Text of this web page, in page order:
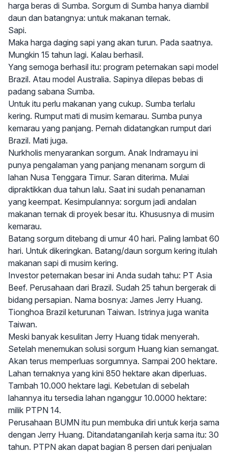
harga beras di Sumba. Sorgum di Sumba hanya diambil
daun dan batangnya: untuk makanan ternak.
Sapi.
Maka harga daging sapi yang akan turun. Pada saatnya.
Mungkin 15 tahun lagi. Kalau berhasil.
Yang semoga berhasil itu: program peternakan sapi model
Brazil. Atau model Australia. Sapinya dilepas bebas di
padang sabana Sumba.
Untuk itu perlu makanan yang cukup. Sumba terlalu
kering. Rumput mati di musim kemarau. Sumba punya
kemarau yang panjang. Pernah didatangkan rumput dari
Brazil. Mati juga.
Nurkholis menyarankan sorgum. Anak Indramayu ini
punya pengalaman yang panjang menanam sorgum di
lahan Nusa Tenggara Timur. Saran diterima. Mulai
dipraktikkan dua tahun lalu. Saat ini sudah penanaman
yang keempat. Kesimpulannya: sorgum jadi andalan
makanan ternak di proyek besar itu. Khususnya di musim
kemarau.
Batang sorgum ditebang di umur 40 hari. Paling lambat 60
hari. Untuk dikeringkan. Batang/daun sorgum kering itulah
makanan sapi di musim kering.
Investor peternakan besar ini Anda sudah tahu: PT Asia
Beef. Perusahaan dari Brazil. Sudah 25 tahun bergerak di
bidang persapian. Nama bosnya: James Jerry Huang.
Tionghoa Brazil keturunan Taiwan. Istrinya juga wanita
Taiwan.
Meski banyak kesulitan Jerry Huang tidak menyerah.
Setelah menemukan solusi sorgum Huang kian semangat.
Akan terus memperluas sorgumnya. Sampai 200 hektare.
Lahan ternaknya yang kini 850 hektare akan diperluas.
Tambah 10.000 hektare lagi. Kebetulan di sebelah
lahannya itu tersedia lahan nganggur 10.0000 hektare:
milik PTPN 14.
Perusahaan BUMN itu pun membuka diri untuk kerja sama
dengan Jerry Huang. Ditandatanganilah kerja sama itu: 30
tahun. PTPN akan dapat bagian 8 persen dari penjualan